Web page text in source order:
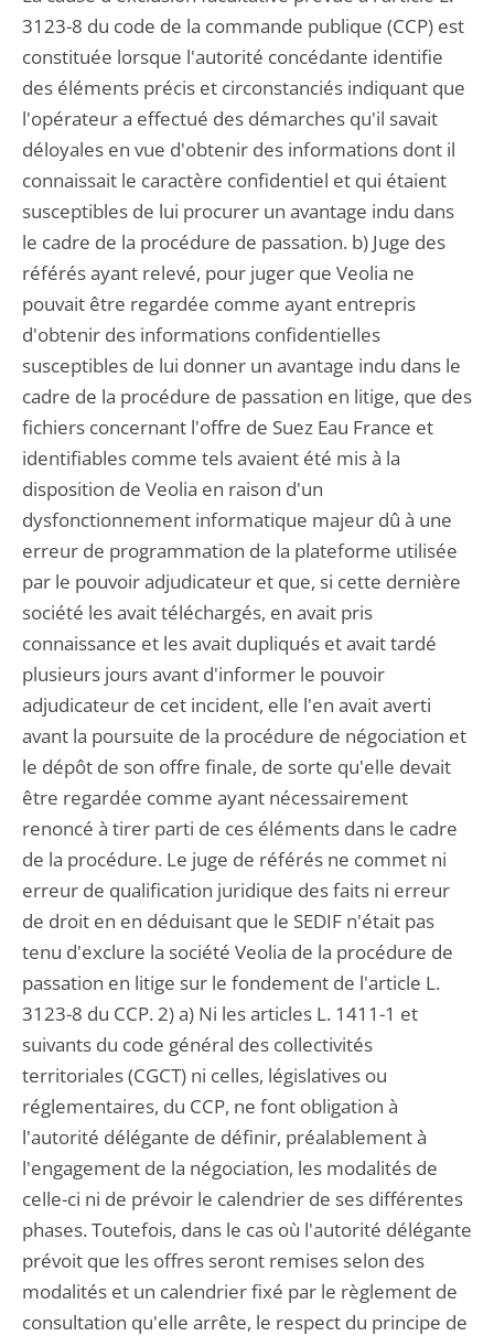
3123-8 du code de la commande publique (CCP) est
constituée lorsque l'autorité concédante identifie
des éléments précis et circonstanciés indiquant que
l'opérateur a effectué des démarches qu'il savait
déloyales en vue d'obtenir des informations dont il
connaissait le caractère confidentiel et qui étaient
susceptibles de lui procurer un avantage indu dans
le cadre de la procédure de passation. b) Juge des
référés ayant relevé, pour juger que Veolia ne
pouvait être regardée comme ayant entrepris
d'obtenir des informations confidentielles
susceptibles de lui donner un avantage indu dans le
cadre de la procédure de passation en litige, que des
fichiers concernant l'offre de Suez Eau France et
identifiables comme tels avaient été mis à la
disposition de Veolia en raison d'un
dysfonctionnement informatique majeur dû à une
erreur de programmation de la plateforme utilisée
par le pouvoir adjudicateur et que, si cette dernière
société les avait téléchargés, en avait pris
connaissance et les avait dupliqués et avait tardé
plusieurs jours avant d'informer le pouvoir
adjudicateur de cet incident, elle l'en avait averti
avant la poursuite de la procédure de négociation et
le dépôt de son offre finale, de sorte qu'elle devait
être regardée comme ayant nécessairement
renoncé à tirer parti de ces éléments dans le cadre
de la procédure. Le juge de référés ne commet ni
erreur de qualification juridique des faits ni erreur
de droit en en déduisant que le SEDIF n'était pas
tenu d'exclure la société Veolia de la procédure de
passation en litige sur le fondement de l'article L.
3123-8 du CCP. 2) a) Ni les articles L. 1411-1 et
suivants du code général des collectivités
territoriales (CGCT) ni celles, législatives ou
réglementaires, du CCP, ne font obligation à
l'autorité délégante de définir, préalablement à
l'engagement de la négociation, les modalités de
celle-ci ni de prévoir le calendrier de ses différentes
phases. Toutefois, dans le cas où l'autorité délégante
prévoit que les offres seront remises selon des
modalités et un calendrier fixé par le règlement de
consultation qu'elle arrête, le respect du principe de